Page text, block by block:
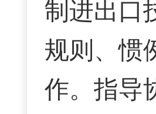
制进出口
规则、惯
作。指导